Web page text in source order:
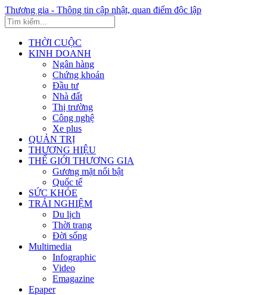
Thương gia - Thông tin cập nhật, quan điểm độc lập
THỜI CUỘC
KINH DOANH
Ngân hàng
Chứng khoán
Đầu tư
Nhà đất
Thị trường
Công nghệ
Xe plus
QUẢN TRỊ
THƯƠNG HIỆU
THẾ GIỚI THƯƠNG GIA
Gương mặt nổi bật
Quốc tế
SỨC KHỎE
TRẢI NGHIỆM
Du lịch
Thời trang
Đời sống
Multimedia
Infographic
Video
Emagazine
Epaper